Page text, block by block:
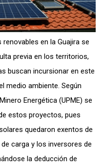
en la Guajira se
previa en los territorios,
buscan incursionar en este
medio ambiente. Según
Energética (UPME) se
estos proyectos, pues
quedaron exentos de
carga y los inversores de
la deducción de